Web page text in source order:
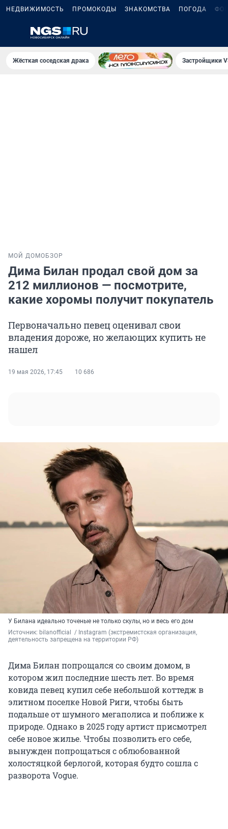
НЕДВИЖИМОСТЬ ПРОМОКОДЫ ЗНАКОМСТВА ПОГОДА
Жёсткая соседская драка Застройщики
МОЙ ДОМОБЗОР
Дима Билан продал свой дом за
212 миллионов — посмотрите,
какие хоромы получит покупатель
Первоначально певец оценивал свои
владения дороже, но желающих купить не
нашел
19 мая 2026, 17:45 10 686
У Билана идеально точеные не только скулы, но и весь его дом
Источник: bilanofficial
/ Instagram (экстремистская организация,
деятельность запрещена на территории РФ)
Дима Билан попрощался со своим домом, в
котором жил последние шесть лет. Во время
ковида певец купил себе небольшой коттедж в
элитном поселке Новой Риги, чтобы быть
подальше от шумного мегаполиса и поближе к
природе. Однако в 2025 году артист присмотрел
себе новое жилье. Чтобы позволить его себе,
вынужден попрощаться с облюбованной
холостяцкой берлогой, которая будто сошла с
разворота Vogue.